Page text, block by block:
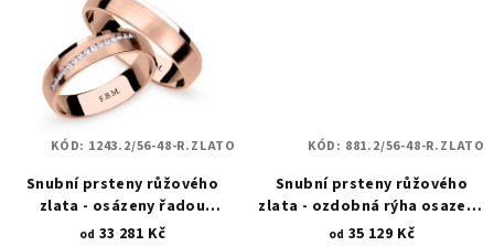
Snubní prsteny růžového
zlata - osázeny řadou
zirkonových kamenů 1243.2
od 33 281 Kč
KÓD: 1243.2/56-48-R.ZLATO
Snubní prsteny růžového
zlata - ozdobná rýha osazená
zirkonem 881.2
od 35 129 Kč
KÓD: 881.2/56-48-R.ZLATO